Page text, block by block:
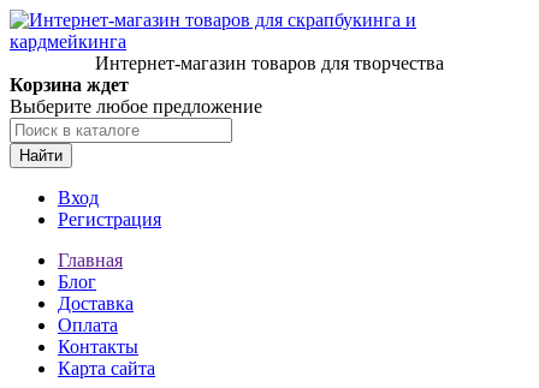
Интернет-магазин товаров для творчества
Корзина ждет
Выберите любое предложение
Найти
Вход
Регистрация
Главная
Блог
Доставка
Оплата
Контакты
Карта сайта